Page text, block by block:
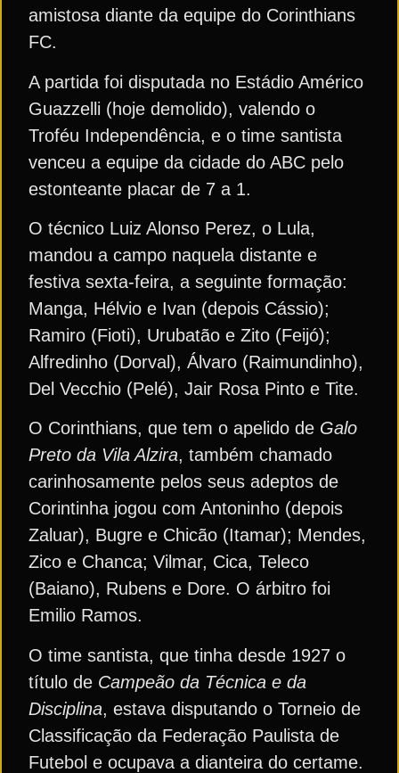
amistosa diante da equipe do Corinthians
FC.
A partida foi disputada no Estádio Américo
Guazzelli (hoje demolido), valendo o
Troféu Independência, e o time santista
venceu a equipe da cidade do ABC pelo
estonteante placar de 7 a 1.
O técnico Luiz Alonso Perez, o Lula,
mandou a campo naquela distante e
festiva sexta-feira, a seguinte formação:
Manga, Hélvio e Ivan (depois Cássio);
Ramiro (Fioti), Urubatão e Zito (Feijó);
Alfredinho (Dorval), Álvaro (Raimundinho),
Del Vecchio (Pelé), Jair Rosa Pinto e Tite.
O Corinthians, que tem o apelido de Galo
Preto da Vila Alzira, também chamado
carinhosamente pelos seus adeptos de
Corintinha jogou com Antoninho (depois
Zaluar), Bugre e Chicão (Itamar); Mendes,
Zico e Chanca; Vilmar, Cica, Teleco
(Baiano), Rubens e Dore. O árbitro foi
Emilio Ramos.
O time santista, que tinha desde 1927 o
título de Campeão da Técnica e da
Disciplina, estava disputando o Torneio de
Classificação da Federação Paulista de
Futebol e ocupava a dianteira do certame.